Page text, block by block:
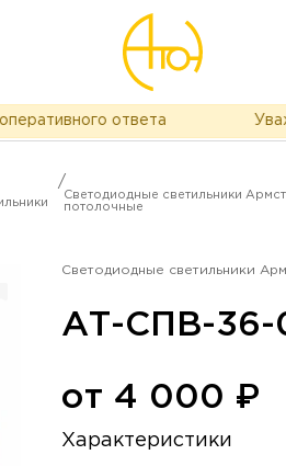
ответа
/
Светодиодные светильники
потолочные
Светодиодные светильники
АТ-СПВ-36-
от 4 000 ₽
Характеристики